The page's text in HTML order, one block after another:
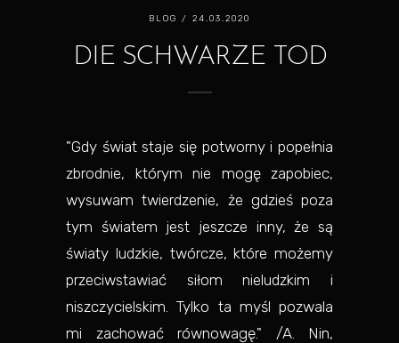
BLOG / 24.03.2020
DIE SCHWARZE TOD
"Gdy świat staje się potworny i popełnia
zbrodnie, którym nie mogę zapobiec,
wysuwam twierdzenie, że gdzieś poza
tym światem jest jeszcze inny, że są
światy ludzkie, twórcze, które możemy
przeciwstawiać siłom nieludzkim i
niszczycielskim. Tylko ta myśl pozwala
mi zachować równowagę." /A. Nin,